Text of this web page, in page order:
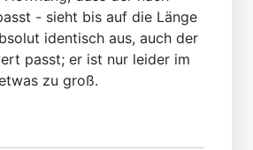
- sieht bis auf die Länge
identisch aus, auch der
passt; er ist nur leider im
zu groß.